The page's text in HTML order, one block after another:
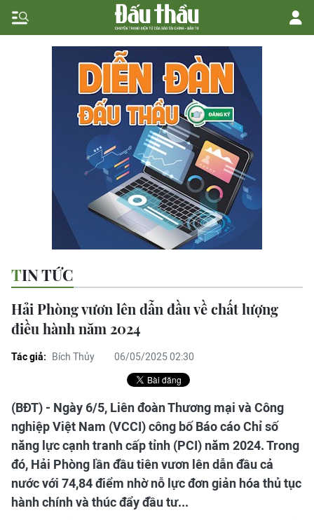
TIN TỨC
Hải Phòng vươn lên dẫn đầu về chất lượng
điều hành năm 2024
Tác giả: Bích Thủy 06/05/2025 02:30
(BĐT) - Ngày 6/5, Liên đoàn Thương mại và Công
nghiệp Việt Nam (VCCI) công bố Báo cáo Chỉ số
năng lực cạnh tranh cấp tỉnh (PCI) năm 2024. Trong
đó, Hải Phòng lần đầu tiên vươn lên dẫn đầu cả
nước với 74,84 điểm nhờ nỗ lực đơn giản hóa thủ tục
hành chính và thúc đẩy đầu tư...